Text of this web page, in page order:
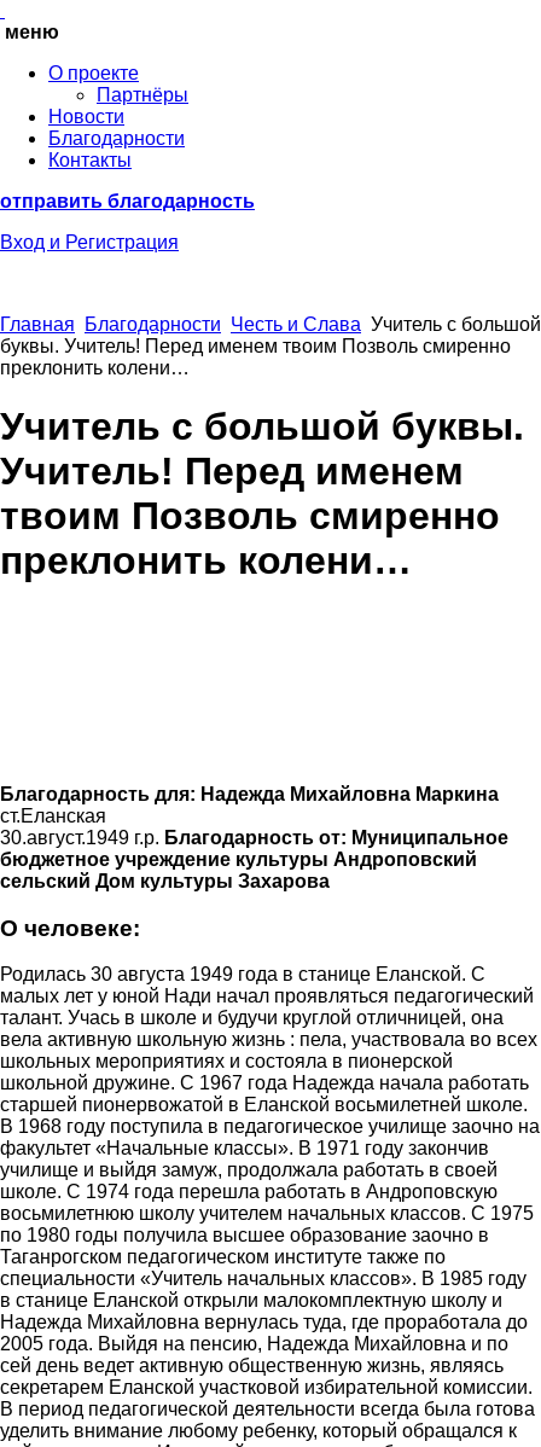
меню
О проекте
Партнёры
Новости
Благодарности
Контакты
отправить благодарность
Вход и Регистрация
Главная Благодарности Честь и Слава Учитель с большой
буквы. Учитель! Перед именем твоим Позволь смиренно
преклонить колени…
Учитель с большой буквы.
Учитель! Перед именем
твоим Позволь смиренно
преклонить колени…
Благодарность для: Надежда Михайловна Маркина
ст.Еланская
30.август.1949 г.р. Благодарность от: Муниципальное
бюджетное учреждение культуры Андроповский
сельский Дом культуры Захарова
О человеке:
Родилась 30 августа 1949 года в станице Еланской. С
малых лет у юной Нади начал проявляться педагогический
талант. Учась в школе и будучи круглой отличницей, она
вела активную школьную жизнь : пела, участвовала во всех
школьных мероприятиях и состояла в пионерской
школьной дружине. С 1967 года Надежда начала работать
старшей пионервожатой в Еланской восьмилетней школе.
В 1968 году поступила в педагогическое училище заочно на
факультет «Начальные классы». В 1971 году закончив
училище и выйдя замуж, продолжала работать в своей
школе. С 1974 года перешла работать в Андроповскую
восьмилетнюю школу учителем начальных классов. С 1975
по 1980 годы получила высшее образование заочно в
Таганрогском педагогическом институте также по
специальности «Учитель начальных классов». В 1985 году
в станице Еланской открыли малокомплектную школу и
Надежда Михайловна вернулась туда, где проработала до
2005 года. Выйдя на пенсию, Надежда Михайловна и по
сей день ведет активную общественную жизнь, являясь
секретарем Еланской участковой избирательной комиссии.
В период педагогической деятельности всегда была готова
уделить внимание любому ребенку, который обращался к